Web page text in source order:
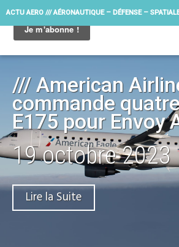
ACTU AERO /// AÉRONAUTIQUE – DÉFENSE –
/// American
commande
E175 pour Envoy
19 octobre 2023
Lire la Suite